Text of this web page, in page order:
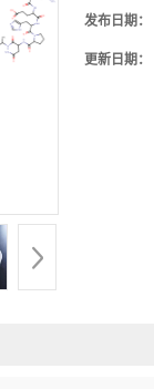
发布日期：
更新日期：